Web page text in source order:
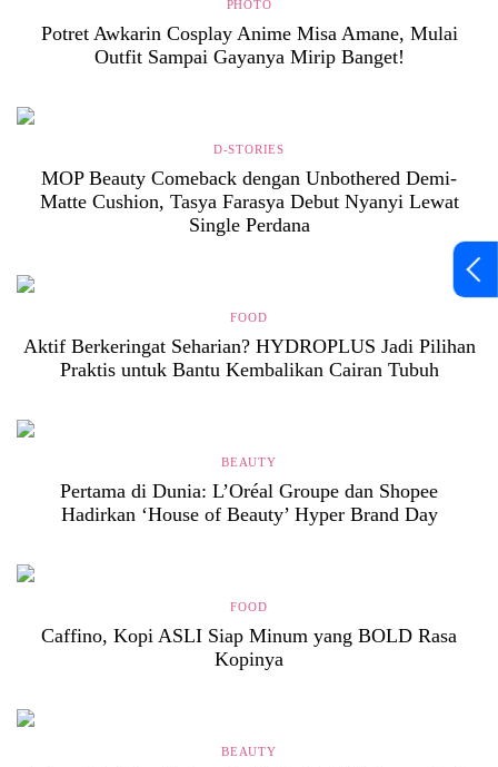
PHOTO
Potret Awkarin Cosplay Anime Misa Amane, Mulai
Outfit Sampai Gayanya Mirip Banget!
D-STORIES
MOP Beauty Comeback dengan Unbothered Demi-
Matte Cushion, Tasya Farasya Debut Nyanyi Lewat
Single Perdana
FOOD
Aktif Berkeringat Seharian? HYDROPLUS Jadi Pilihan
Praktis untuk Bantu Kembalikan Cairan Tubuh
BEAUTY
Pertama di Dunia: L’Oréal Groupe dan Shopee
Hadirkan ‘House of Beauty’ Hyper Brand Day
FOOD
Caffino, Kopi ASLI Siap Minum yang BOLD Rasa
Kopinya
BEAUTY